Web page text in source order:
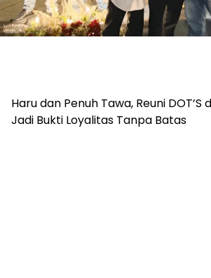
Haru dan Penuh Tawa, Reuni DOT’S
Jadi Bukti Loyalitas Tanpa Batas